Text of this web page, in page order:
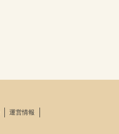
運営情報